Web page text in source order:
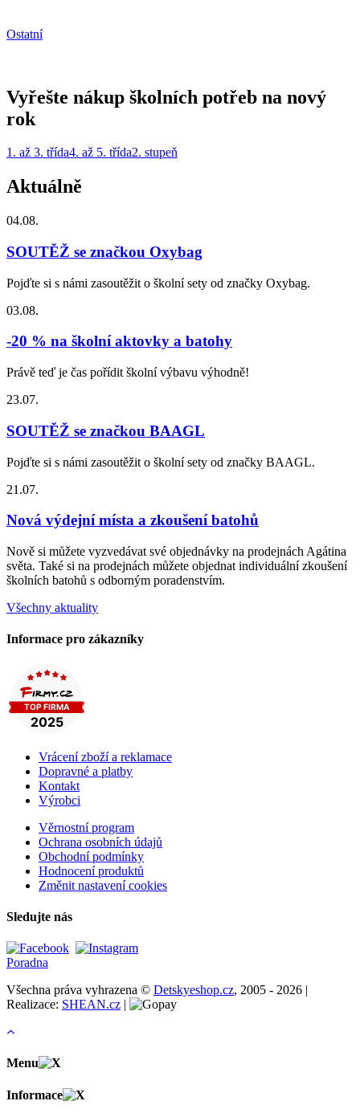
Ostatní
Vyřešte nákup školních potřeb na nový
rok
1. až 3. třída4. až 5. třída2. stupeň
Aktuálně
04.08.
SOUTĚŽ se značkou Oxybag
Pojďte si s námi zasoutěžit o školní sety od značky Oxybag.
03.08.
-20 % na školní aktovky a batohy
Právě teď je čas pořídit školní výbavu výhodně!
23.07.
SOUTĚŽ se značkou BAAGL
Pojďte si s námi zasoutěžit o školní sety od značky BAAGL.
21.07.
Nová výdejní místa a zkoušení batohů
Nově si můžete vyzvedávat své objednávky na prodejnách Agátina
světa. Také si na prodejnách můžete objednat individuální zkoušení
školních batohů s odborným poradenstvím.
Všechny aktuality
Informace pro zákazníky
Vrácení zboží a reklamace
Dopravné a platby
Kontakt
Výrobci
Věrnostní program
Ochrana osobních údajů
Obchodní podmínky
Hodnocení produktů
Změnit nastavení cookies
Sledujte nás
Poradna
Všechna práva vyhrazena © Detskyeshop.cz, 2005 - 2026 |
Realizace: SHEAN.cz |
Menu
Informace